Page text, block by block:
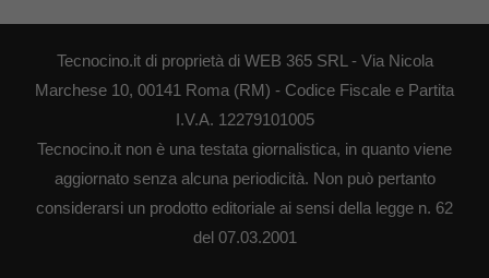
Tecnocino.it di proprietà di WEB 365 SRL - Via Nicola
Marchese 10, 00141 Roma (RM) - Codice Fiscale e Partita
I.V.A. 12279101005
Tecnocino.it non è una testata giornalistica, in quanto viene
aggiornato senza alcuna periodicità. Non può pertanto
considerarsi un prodotto editoriale ai sensi della legge n. 62
del 07.03.2001